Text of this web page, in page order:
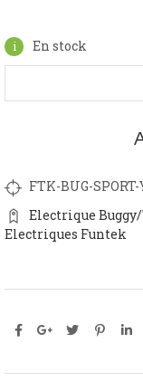
En stock
FTK-BUG-SPORT-
Electrique
Electriques Funtek